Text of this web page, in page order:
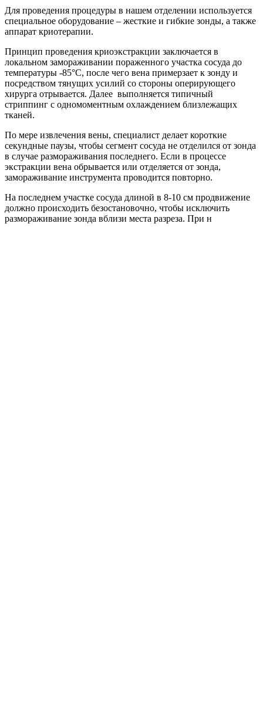
Для проведения процедуры в нашем отделении используется
специальное оборудование – жесткие и гибкие зонды, а также
аппарат криотерапии.
Принцип проведения криоэкстракции заключается в
локальном замораживании пораженного участка сосуда до
температуры -85°С, после чего вена примерзает к зонду и
посредством тянущих усилий со стороны оперирующего
хирурга отрывается. Далее выполняется типичный
стриппинг с одномоментным охлаждением близлежащих
тканей.
По мере извлечения вены, специалист делает короткие
секундные паузы, чтобы сегмент сосуда не отделился от зонда
в случае размораживания последнего. Если в процессе
экстракции вена обрывается или отделяется от зонда,
замораживание инструмента проводится повторно.
На последнем участке сосуда длиной в 8-10 см продвижение
должно происходить безостановочно, чтобы исключить
размораживание зонда вблизи места разреза. При н